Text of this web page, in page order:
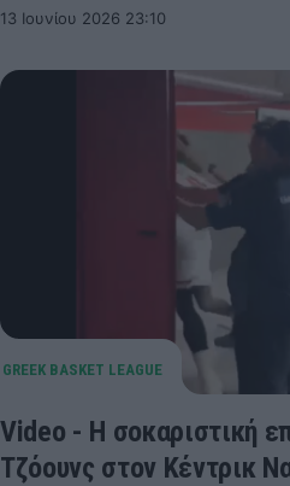
13 Ιουνίου 2026 23:10
Video - Η σοκαριστική
Τζόουνς στον Κέντρικ